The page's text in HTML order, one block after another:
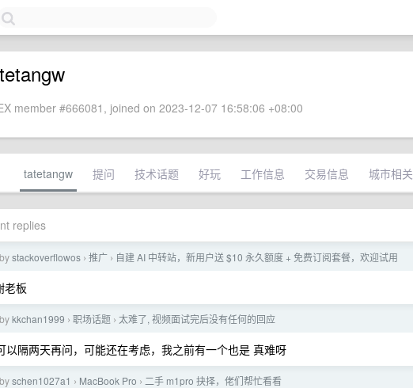
member #666081, joined on 2023-12-07 16:58:06 +08:00
tatetangw 提问 技术话题 好玩 工作信息 交易信息 城市相关
replies
stackoverflowos › 推广 › 自建 AI 中转站，新用户送 $10 永久额度 + 免费订阅套餐，欢迎试用
老板
kkchan1999 › 职场话题 › 太难了, 视频面试完后没有任何的回应
以隔两天再问，可能还在考虑，我之前有一个也是 真难呀
schen1027a1 › MacBook Pro › 二手 m1pro 抉择，佬们帮忙看看